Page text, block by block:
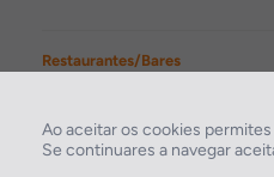
Restaurantes/Bares
Comodidades de Lazer
Ao aceitar os cookies
Se continuares a navegar